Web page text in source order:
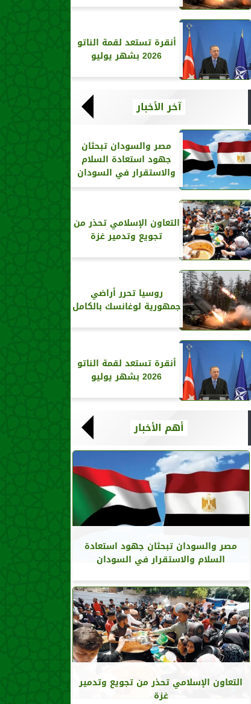
أنقرة تستعد لقمة الناتو
2026 بشهر يوليو
آخر الأخبار
مصر والسودان تبحثان
جهود استعادة السلام
والاستقرار في السودان
التعاون الإسلامي تحذر من
تجويع وتدمير غزة
روسيا تحرر أراضي
جمهورية لوغانسك بالكامل
أنقرة تستعد لقمة الناتو
2026 بشهر يوليو
أهم الأخبار
مصر والسودان تبحثان جهود استعادة
السلام والاستقرار في السودان
التعاون الإسلامي تحذر من تجويع وتدمير
غزة